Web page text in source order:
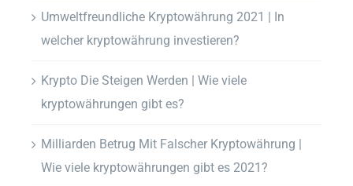
Umweltfreundliche Kryptowährung 2021 | In
welcher kryptowährung investieren?
Krypto Die Steigen Werden | Wie viele
kryptowährungen gibt es?
Milliarden Betrug Mit Falscher Kryptowährung |
Wie viele kryptowährungen gibt es 2021?